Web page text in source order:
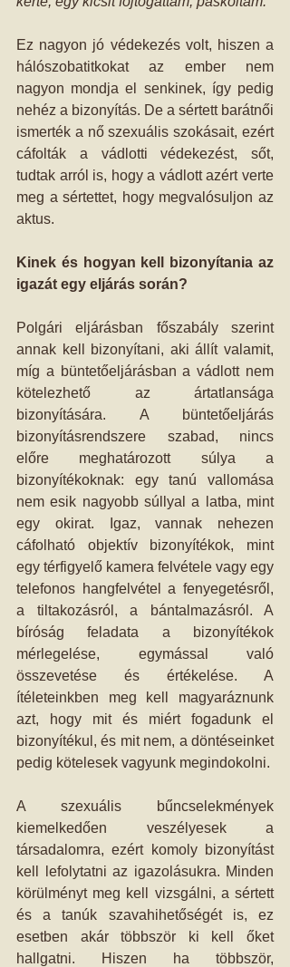
Ez nagyon jó védekezés volt, hiszen a
hálószobatitkokat az ember nem
nagyon mondja el senkinek, így pedig
nehéz a bizonyítás. De a sértett barátnői
ismerték a nő szexuális szokásait, ezért
cáfolták a vádlotti védekezést, sőt,
tudtak arról is, hogy a vádlott azért verte
meg a sértettet, hogy megvalósuljon az
aktus.
Kinek és hogyan kell bizonyítania az
igazát egy eljárás során?
Polgári eljárásban főszabály szerint
annak kell bizonyítani, aki állít valamit,
míg a büntetőeljárásban a vádlott nem
kötelezhető az ártatlansága
bizonyítására. A büntetőeljárás
bizonyításrendszere szabad, nincs
előre meghatározott súlya a
bizonyítékoknak: egy tanú vallomása
nem esik nagyobb súllyal a latba, mint
egy okirat. Igaz, vannak nehezen
cáfolható objektív bizonyítékok, mint
egy térfigyelő kamera felvétele vagy egy
telefonos hangfelvétel a fenyegetésről,
a tiltakozásról, a bántalmazásról. A
bíróság feladata a bizonyítékok
mérlegelése, egymással való
összevetése és értékelése. A
ítéleteinkben meg kell magyaráznunk
azt, hogy mit és miért fogadunk el
bizonyítékul, és mit nem, a döntéseinket
pedig kötelesek vagyunk megindokolni.
A szexuális bűncselekmények
kiemelkedően veszélyesek a
társadalomra, ezért komoly bizonyítást
kell lefolytatni az igazolásukra. Minden
körülményt meg kell vizsgálni, a sértett
és a tanúk szavahihetőségét is, ez
esetben akár többször ki kell őket
hallgatni. Hiszen ha többször,